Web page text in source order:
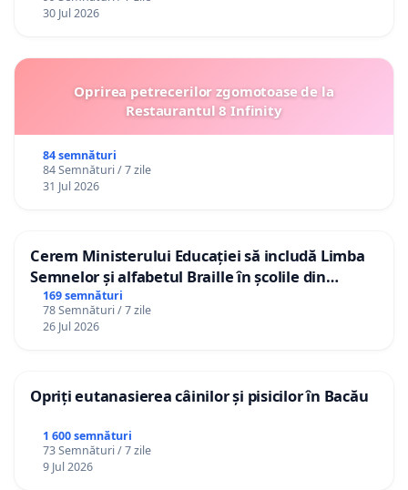
30 Jul 2026
Oprirea petrecerilor zgomotoase de la
Restaurantul 8 Infinity
84 semnături
84 Semnături / 7 zile
31 Jul 2026
Cerem Ministerului Educației să includă Limba
Semnelor și alfabetul Braille în școlile din
Republica Moldova!
169 semnături
78 Semnături / 7 zile
26 Jul 2026
Opriți eutanasierea câinilor și pisicilor în Bacău
1 600 semnături
73 Semnături / 7 zile
9 Jul 2026